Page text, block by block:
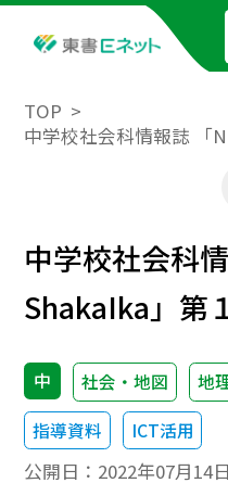
TOP
中学校社会科情報誌 「
中学校社会科
ShakaIka」第
中 社会・地図 地
指導資料
ICT活用
公開日： 2022年07月14日